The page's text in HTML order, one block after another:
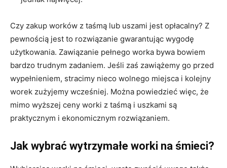
Czy zakup worków z taśmą lub uszami jest opłacalny? Z
pewnością jest to rozwiązanie gwarantując wygodę
użytkowania. Zawiązanie pełnego worka bywa bowiem
bardzo trudnym zadaniem. Jeśli zaś zawiążemy go przed
wypełnieniem, stracimy nieco wolnego miejsca i kolejny
worek zużyjemy wcześniej. Można powiedzieć więc, że
mimo wyższej ceny worki z taśmą i uszkami są
praktycznym i ekonomicznym rozwiązaniem.
Jak wybrać wytrzymałe worki na śmieci?